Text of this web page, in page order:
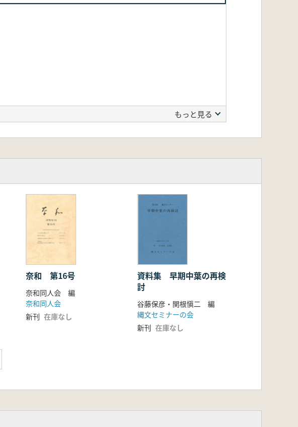
もっと見る
奈和 第16号
奈和同人会 編
奈和同人会
新刊 在庫なし
資料集 早期中葉の再検
討
谷藤保彦・関根愼二 編
縄文セミナーの会
新刊 在庫なし